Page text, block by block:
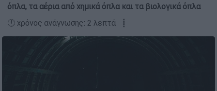
όπλα, τα αέρια από χημικά όπλα και τα βιολογικά όπλα
🕛 χρόνος ανάγνωσης: 2 λεπτά ┋